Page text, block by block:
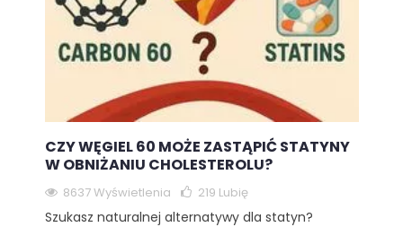
CZY WĘGIEL 60 MOŻE ZASTĄPIĆ STATYNY
W OBNIŻANIU CHOLESTEROLU?
8637 Wyświetlenia 219 Lubię
Szukasz naturalnej alternatywy dla statyn?